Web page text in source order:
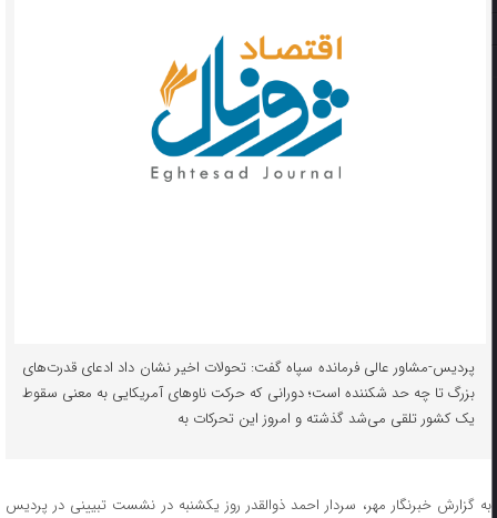
پردیس-مشاور عالی فرمانده سپاه گفت: تحولات اخیر نشان داد ادعای قدرت‌های
بزرگ تا چه حد شکننده است؛ دورانی که حرکت ناوهای آمریکایی به معنی سقوط
یک کشور تلقی می‌شد گذشته و امروز این تحرکات به
به گزارش خبرنگار مهر، سردار احمد ذوالقدر روز یکشنبه در نشست تبیینی در پردیس